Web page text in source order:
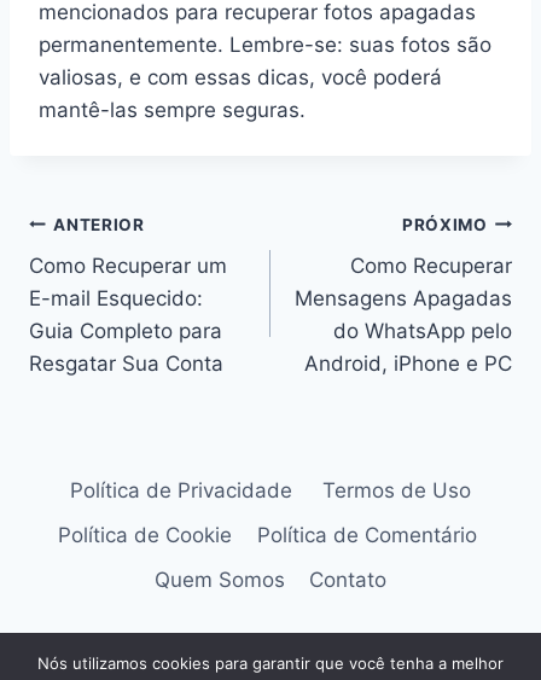
mencionados para recuperar fotos apagadas
permanentemente. Lembre-se: suas fotos são
valiosas, e com essas dicas, você poderá
mantê-las sempre seguras.
Navegação
de
Post
ANTERIOR
Como Recuperar um
E-mail Esquecido:
Guia Completo para
Resgatar Sua Conta
PRÓXIMO
Como Recuperar
Mensagens Apagadas
do WhatsApp pelo
Android, iPhone e PC
Política de Privacidade
Termos de Uso
Política de Cookie
Política de Comentário
Quem Somos
Contato
Nós utilizamos cookies para garantir que você tenha a melhor